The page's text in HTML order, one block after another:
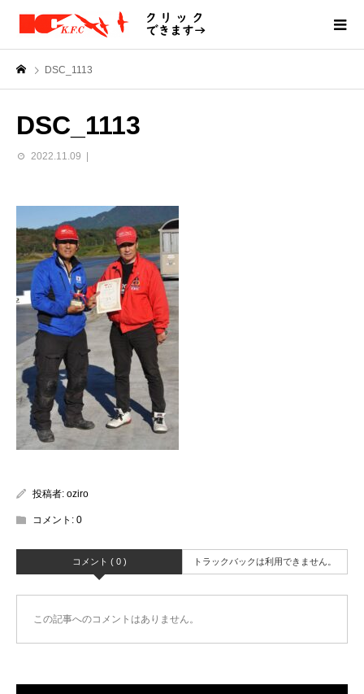
DSC_1113
DSC_1113
2022.11.09
投稿者: oziro
コメント: 0
コメント ( 0 ) トラックバックは利用できません。
この記事へのコメントはありません。